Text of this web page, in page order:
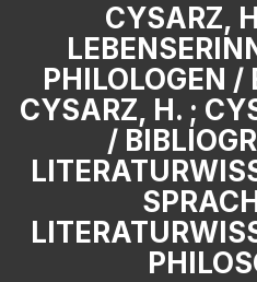
CYSARZ,
PHILOLOGEN /
CYSARZ, H. ;
/